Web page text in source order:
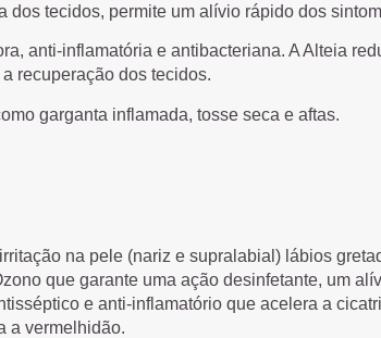
dos tecidos, permite um alívio rápido dos
anti-inflamatória e antibacteriana. A Alteia
recuperação dos tecidos.
garganta inflamada, tosse seca e aftas.
na pele (nariz e supralabial) lábios
que garante uma ação desinfetante, um
e anti-inflamatório que acelera a
a vermelhidão.